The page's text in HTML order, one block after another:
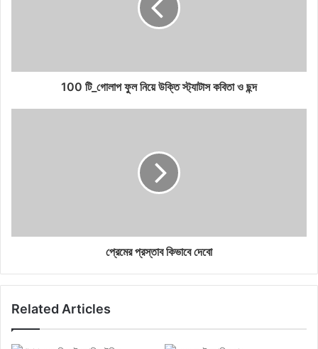
100 টি_গোলাপ ফুল নিয়ে উক্তি স্ট্যাটাস কবিতা ও ছন্দ
প্রেমের প্রস্তাব কিভাবে দেবো
Related Articles